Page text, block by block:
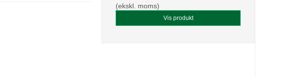
(ekskl. moms)
Vis produkt